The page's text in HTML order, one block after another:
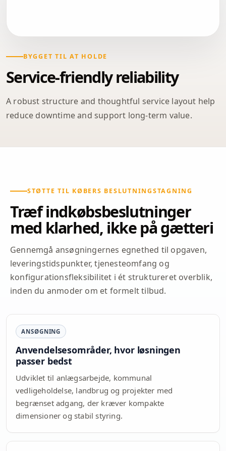
BYGGET TIL AT HOLDE
Service-friendly reliability
A robust structure and thoughtful service layout help
reduce downtime and support long-term value.
STØTTE TIL KØBERS BESLUTNINGSTAGNING
Træf indkøbsbeslutninger
med klarhed, ikke på gætteri
Gennemgå ansøgningernes egnethed til opgaven,
leveringstidspunkter, tjenesteomfang og
konfigurationsfleksibilitet i ét struktureret overblik,
inden du anmoder om et formelt tilbud.
ANSØGNING
Anvendelsesområder, hvor løsningen
passer bedst
Udviklet til anlægsarbejde, kommunal
vedligeholdelse, landbrug og projekter med
begrænset adgang, der kræver kompakte
dimensioner og stabil styring.